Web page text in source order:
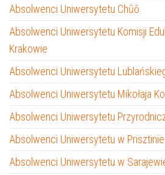
Absolwenci Uniwersytetu Chūō
Absolwenci Uniwersytetu Komisji
Krakowie
Absolwenci Uniwersytetu
Absolwenci Uniwersytetu Mikołaja
Absolwenci Uniwersytetu
Absolwenci Uniwersytetu w Prisztinie
Absolwenci Uniwersytetu w